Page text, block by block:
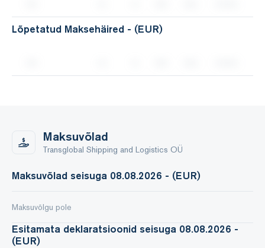
Lõpetatud Maksehäired - (EUR)
Maksuvõlad
Transglobal Shipping and Logistics OÜ
Maksuvõlad seisuga 08.08.2026 - (EUR)
Maksuvõlgu pole
Esitamata deklaratsioonid seisuga 08.08.2026 -
(EUR)